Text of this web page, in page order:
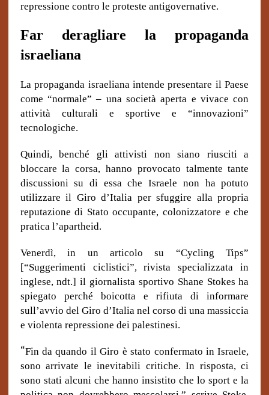
repressione contro le proteste antigovernative.
Far deragliare la propaganda
israeliana
La propaganda israeliana intende presentare il Paese
come “normale” – una società aperta e vivace con
attività culturali e sportive e “innovazioni”
tecnologiche.
Quindi, benché gli attivisti non siano riusciti a
bloccare la corsa, hanno provocato talmente tante
discussioni su di essa che Israele non ha potuto
utilizzare il Giro d’Italia per sfuggire alla propria
reputazione di Stato occupante, colonizzatore e che
pratica l’apartheid.
Venerdì, in un articolo su “Cycling Tips”
[“Suggerimenti ciclistici”, rivista specializzata in
inglese, ndt.] il giornalista sportivo Shane Stokes ha
spiegato perché boicotta e rifiuta di informare
sull’avvio del Giro d’Italia nel corso di una massiccia
e violenta repressione dei palestinesi.
“Fin da quando il Giro è stato confermato in Israele,
sono arrivate le inevitabili critiche. In risposta, ci
sono stati alcuni che hanno insistito che lo sport e la